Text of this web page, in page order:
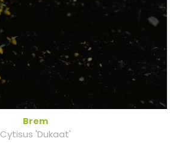
Brem
Cytisus 'Dukaat'